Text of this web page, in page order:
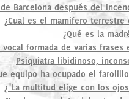
Barcelona después del
¿Cual es el mamifero terrestre
¿Qué es la
formada de varias
Psiquiatra libidinoso,
equipo ha ocupado el
¿"La multitud elige con los